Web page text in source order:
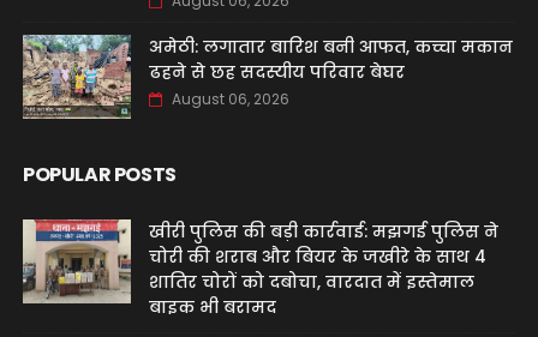
अमेठी: लगातार बारिश बनी आफत, कच्चा मकान
ढहने से छह सदस्यीय परिवार बेघर
August 06, 2026
POPULAR POSTS
खीरी पुलिस की बड़ी कार्रवाई: मझगई पुलिस ने
चोरी की शराब और बियर के जखीरे के साथ 4
शातिर चोरों को दबोचा, वारदात में इस्तेमाल
बाइक भी बरामद